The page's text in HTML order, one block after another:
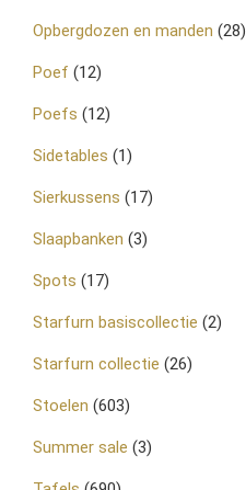
Opbergdozen en manden (28)
Poef (12)
Poefs (12)
Sidetables (1)
Sierkussens (17)
Slaapbanken (3)
Spots (17)
Starfurn basiscollectie (2)
Starfurn collectie (26)
Stoelen (603)
Summer sale (3)